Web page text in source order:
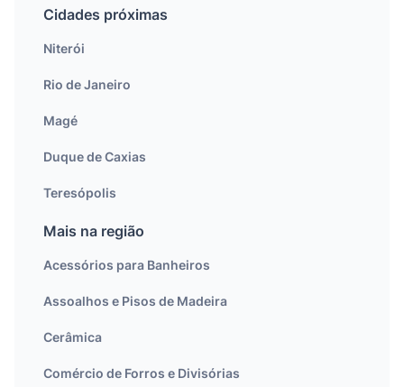
Cidades próximas
Niterói
Rio de Janeiro
Magé
Duque de Caxias
Teresópolis
Mais na região
Acessórios para Banheiros
Assoalhos e Pisos de Madeira
Cerâmica
Comércio de Forros e Divisórias